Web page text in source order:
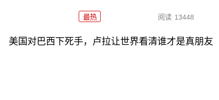
最热 阅读 13448
美国对巴西下死手，卢拉让世界看清谁才是真朋友